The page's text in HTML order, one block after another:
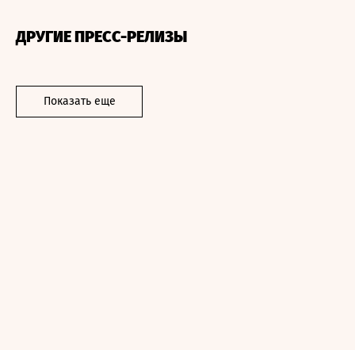
ДРУГИЕ ПРЕСС-РЕЛИЗЫ
Показать еще